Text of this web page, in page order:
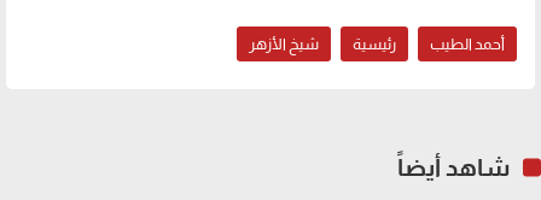
أحمد الطيب رئيسية شيخ الأزهر
شاهد أيضاً